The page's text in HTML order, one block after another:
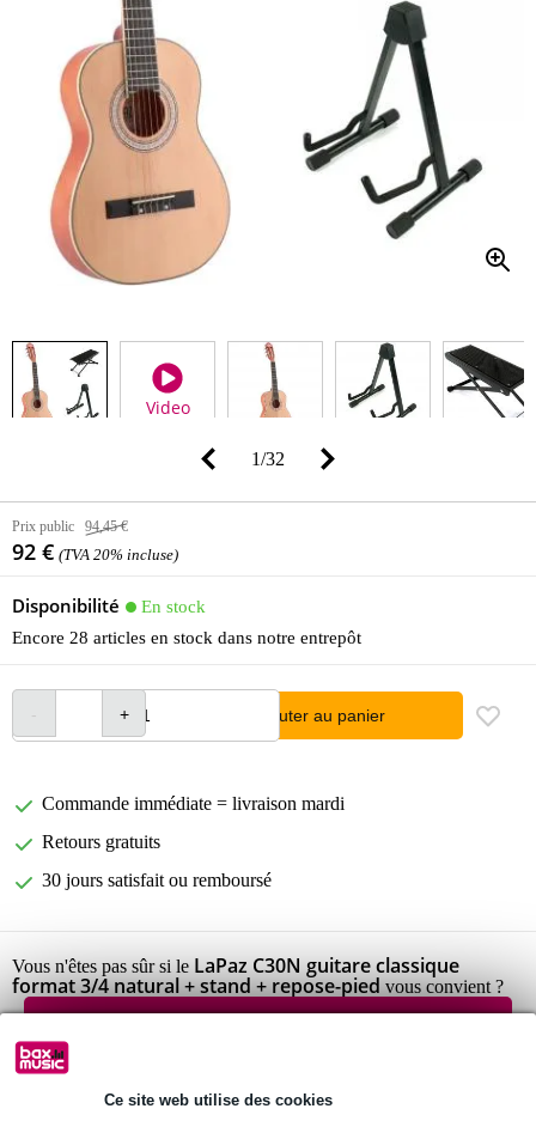
Ce site web utilise des cookies
Video
1/32
Prix public 94,45 €
92 € (TVA 20% incluse)
Disponibilité
En stock
Encore 28 articles en stock dans notre entrepôt
Ajouter au panier
Commande immédiate = livraison mardi
Retours gratuits
30 jours satisfait ou remboursé
Vous n'êtes pas sûr si le LaPaz C30N guitare classique
format 3/4 natural + stand + repose-pied vous convient ?
Informations